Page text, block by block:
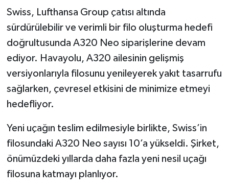
Swiss, Lufthansa Group çatısı altında
sürdürülebilir ve verimli bir filo oluşturma hedefi
doğrultusunda A320 Neo siparişlerine devam
ediyor. Havayolu, A320 ailesinin gelişmiş
versiyonlarıyla filosunu yenileyerek yakıt tasarrufu
sağlarken, çevresel etkisini de minimize etmeyi
hedefliyor.
Yeni uçağın teslim edilmesiyle birlikte, Swiss’in
filosundaki A320 Neo sayısı 10’a yükseldi. Şirket,
önümüzdeki yıllarda daha fazla yeni nesil uçağı
filosuna katmayı planlıyor.